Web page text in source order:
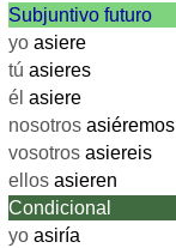
Subjuntivo futuro
yo asiere
tú asieres
él asiere
nosotros asiéremos
vosotros asiereis
ellos asieren
Condicional
yo asiría